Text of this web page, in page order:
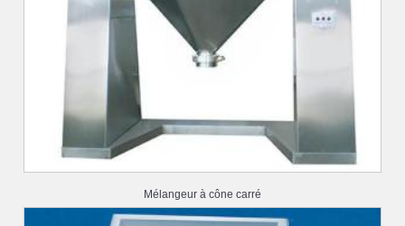
Mélangeur à cône carré